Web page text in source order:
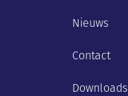
Nieuws
Contact
Downloads